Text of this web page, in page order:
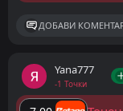
ДОБАВИ
Yana777
-1 Точки